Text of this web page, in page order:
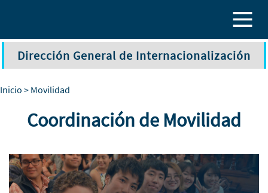
Dirección General de Internacionalización
Inicio > Movilidad
Coordinación de Movilidad